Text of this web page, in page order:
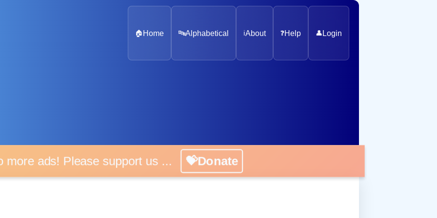
🏠 Home 🔤Alphabetical ℹ️About ❓Help 👤 Login
ads! Please support us ... 💝Donate